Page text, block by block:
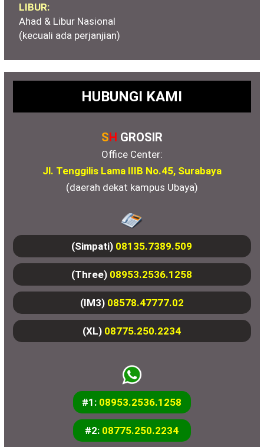
LIBUR:
Ahad & Libur Nasional
(kecuali ada perjanjian)
HUBUNGI KAMI
SH GROSIR
Office Center:
Jl. Tenggilis Lama IIIB No.45, Surabaya
(daerah dekat kampus Ubaya)
(Simpati) 08135.7389.509
(Three) 08953.2536.1258
(IM3) 08578.47777.02
(XL) 08775.250.2234
#1: 08953.2536.1258
#2: 08775.250.2234